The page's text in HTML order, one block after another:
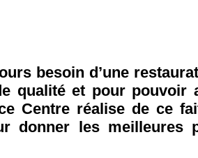
besoin d’une
qualité et pour pouvoir
Centre réalise de ce
donner les meilleures